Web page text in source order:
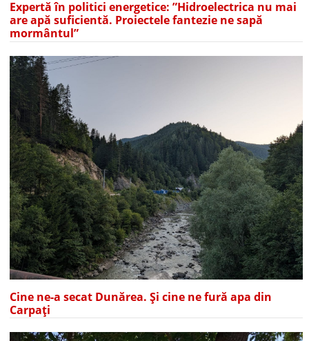
Expertă în politici energetice: ”Hidroelectrica nu mai
are apă suficientă. Proiectele fantezie ne sapă
mormântul”
Cine ne-a secat Dunărea. Și cine ne fură apa din
Carpați